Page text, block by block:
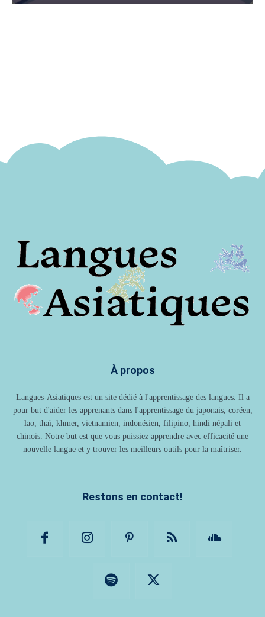
À propos
Langues-Asiatiques est un site dédié à l'apprentissage des langues. Il a
pour but d'aider les apprenants dans l'apprentissage du japonais, coréen,
lao, thaï, khmer, vietnamien, indonésien, filipino, hindi népali et
chinois. Notre but est que vous puissiez apprendre avec efficacité une
nouvelle langue et y trouver les meilleurs outils pour la maîtriser.
Restons en contact!